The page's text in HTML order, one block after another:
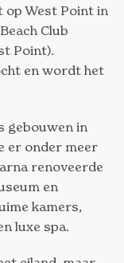
op West Point in
Club
Point).
en wordt het
gebouwen in
er onder meer
renoveerde
en
kamers,
luxe spa.